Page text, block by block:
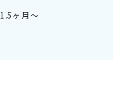
1.5ヶ月～